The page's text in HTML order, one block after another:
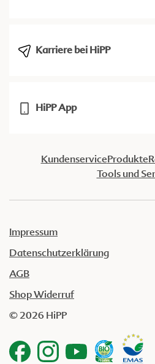
Karriere bei HiPP
HiPP App
KundenserviceProdukte
Tools und
Impressum
Datenschutzerklärung
AGB
Shop Widerruf
© 2026 HiPP